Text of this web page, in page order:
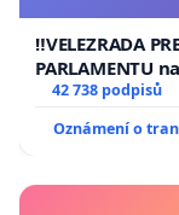
‼️VELEZRADA
PARLAMENTU
144 jednacího
usnesení k
republiky
42 738 podpisů
Oznámení o